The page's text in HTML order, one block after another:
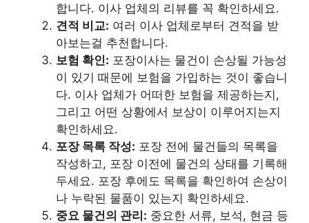
합니다. 이사 업체의 리뷰를 꼭 확인하세요.
견적 비교: 여러 이사 업체로부터 견적을 받
아보는걸 추천합니다.
보험 확인: 포장이사는 물건이 손상될 가능성
이 있기 때문에 보험을 가입하는 것이 좋습니
다. 이사 업체가 어떠한 보험을 제공하는지,
그리고 어떤 상황에서 보상이 이루어지는지
확인하세요.
포장 목록 작성: 포장 전에 물건들의 목록을
작성하고, 포장 이전에 물건의 상태를 기록해
두세요. 포장 후에도 목록을 확인하여 손상이
나 누락된 물품이 있는지 확인하세요.
중요 물건의 관리: 중요한 서류, 보석, 현금 등